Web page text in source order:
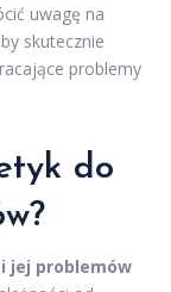
uwagę na
skutecznie
problemy
do
jej problemów